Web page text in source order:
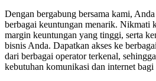
Dengan bergabung bersama kami,
berbagai keuntungan menarik. Nikmati
margin keuntungan yang tinggi, serta
bisnis Anda. Dapatkan akses ke
dari berbagai operator terkenal,
kebutuhan komunikasi dan internet bagi